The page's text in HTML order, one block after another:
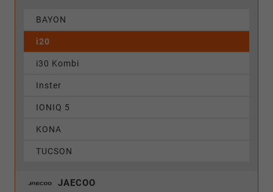
BAYON
i20
i30 Kombi
Inster
IONIQ 5
KONA
TUCSON
JAECOO